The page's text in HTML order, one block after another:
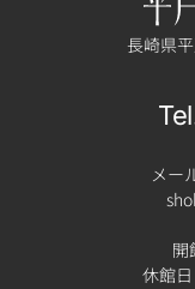
長崎県
メー
開
休館